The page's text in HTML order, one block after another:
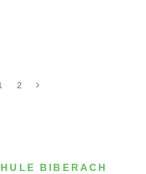
2
BIBERACH